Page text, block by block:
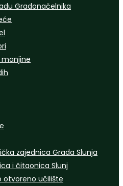
Gradonačelnika
zajednica Grada Slunja
i čitaonica Slunj
otvoreno učilište